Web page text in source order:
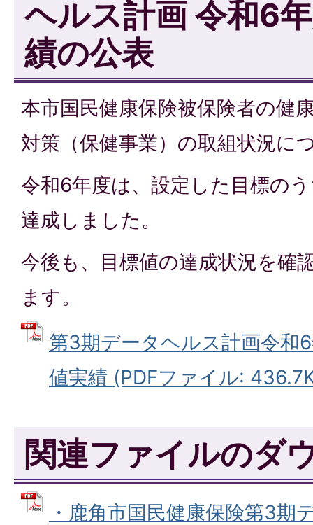
ヘルス計画 令和6
績の公表
本市国民健康保険被保険者の健
対策（保健事業）の取組状況に
令和6年度は、設定した目標の
達成しました。
今後も、目標値の達成状況を確
ます。
第3期データヘルス計画令和
値実績 (PDFファイル:
関連ファイルのダ
・鹿角市国民健康保険第3期